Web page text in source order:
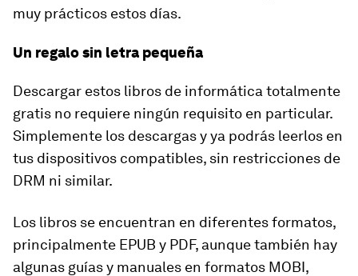
muy prácticos estos días.
Un regalo sin letra pequeña
Descargar estos libros de informática totalmente
gratis no requiere ningún requisito en particular.
Simplemente los descargas y ya podrás leerlos en
tus dispositivos compatibles, sin restricciones de
DRM ni similar.
Los libros se encuentran en diferentes formatos,
principalmente EPUB y PDF, aunque también hay
algunas guías y manuales en formatos MOBI,